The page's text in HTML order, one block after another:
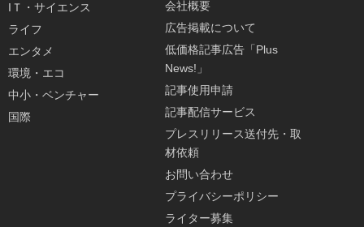
IＴ・サイエンス
ライフ
エンタメ
環境・エコ
中小・ベンチャー
国際
会社概要
広告掲載について
低価格記事広告「Plus
News!」
記事使用申請
記事配信サービス
プレスリリース送付先・取
材依頼
お問い合わせ
プライバシーポリシー
ライター募集